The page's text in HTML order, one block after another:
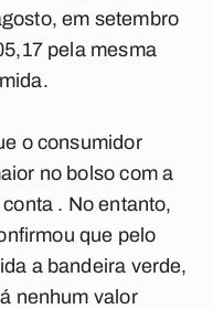
em setembro
pela mesma
o consumidor
no bolso com a
. No entanto,
que pelo
a bandeira verde,
nenhum valor